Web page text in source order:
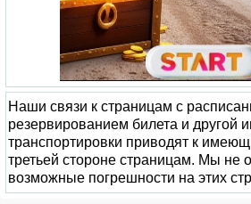
Наши связи к страницам с
резервированием билета и другой
транспортировки приводят к
третьей стороне страницам. Мы не
возможные погрешности на этих